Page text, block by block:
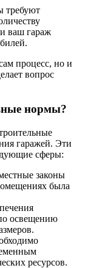
требуют
ваш гараж
процесс, но и
вопрос
нормы?
гаражей. Эти
сферы:
законы
была
освещению
ресурсов.